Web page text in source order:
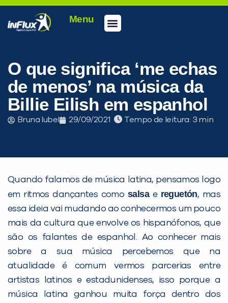
Menu
O que significa ‘me echas
de menos’ na música da
Billie Eilish em espanhol
Bruna Iubel 29/09/2021 Tempo de leitura:
Quando falamos de música latina, pensamos logo
em ritmos dançantes como salsae reguetón, mas
essa ideia vai mudando ao conhecermos um pouco
mais da cultura que envolve os hispanófonos, que
são os falantes de espanhol. Ao conhecer mais
sobre a sua música percebemos que na
atualidade é comum vermos parcerias entre
artistas latinos e estadunidenses, isso porque a
música latina ganhou muita força dentro dos
PEÇA UMA DEMONSTRAÇÃO DE MÉTODO